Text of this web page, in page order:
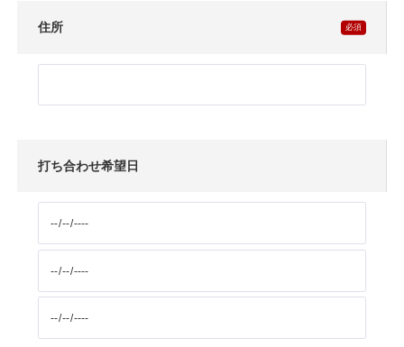
住所
打ち合わせ希望日